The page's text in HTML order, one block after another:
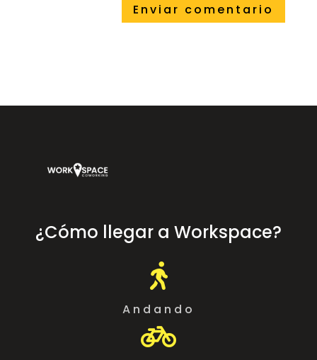
¿Cómo llegar a Workspace?

Andando
